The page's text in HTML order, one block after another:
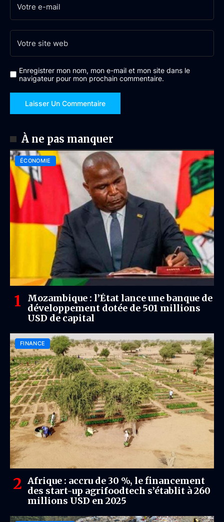
Enregistrer mon nom, mon e-mail et mon site dans le
navigateur pour mon prochain commentaire.
À ne pas manquer
ÉCONOMIE
Mozambique : l’État lance une banque de
développement dotée de 501 millions
USD de capital
FINANCE
Afrique : accru de 30 %, le financement
des start-up agrifoodtech s’établit à 260
millions USD en 2025